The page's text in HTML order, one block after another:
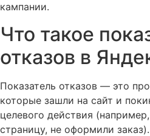
кампании.
Что такое
отказов в
Показатель отказов — это
которые зашли на сайт и
целевого действия
страницу, не оформили заказ).